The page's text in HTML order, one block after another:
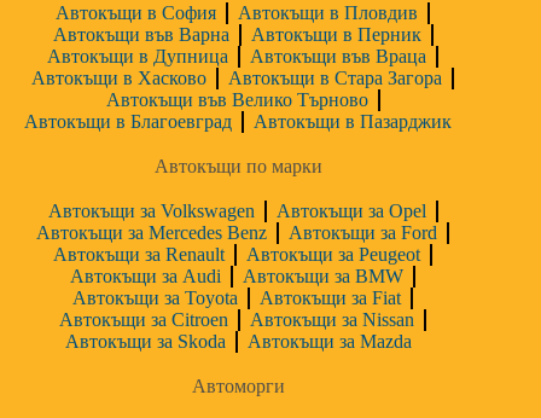
Автокъщи в София
Автокъщи в Пловдив
Автокъщи във Варна
Автокъщи в Перник
Автокъщи в Дупница
Автокъщи във Враца
Автокъщи в Хасково
Автокъщи в Стара Загора
Автокъщи във Велико Търново
Автокъщи в Благоевград
Автокъщи в Пазарджик
Автокъщи по марки
Автокъщи за Volkswagen
Автокъщи за Opel
Автокъщи за Mercedes Benz
Автокъщи за Ford
Автокъщи за Renault
Автокъщи за Peugeot
Автокъщи за Audi
Автокъщи за BMW
Автокъщи за Toyota
Автокъщи за Fiat
Автокъщи за Citroen
Автокъщи за Nissan
Автокъщи за Skoda
Автокъщи за Mazda
Автоморги